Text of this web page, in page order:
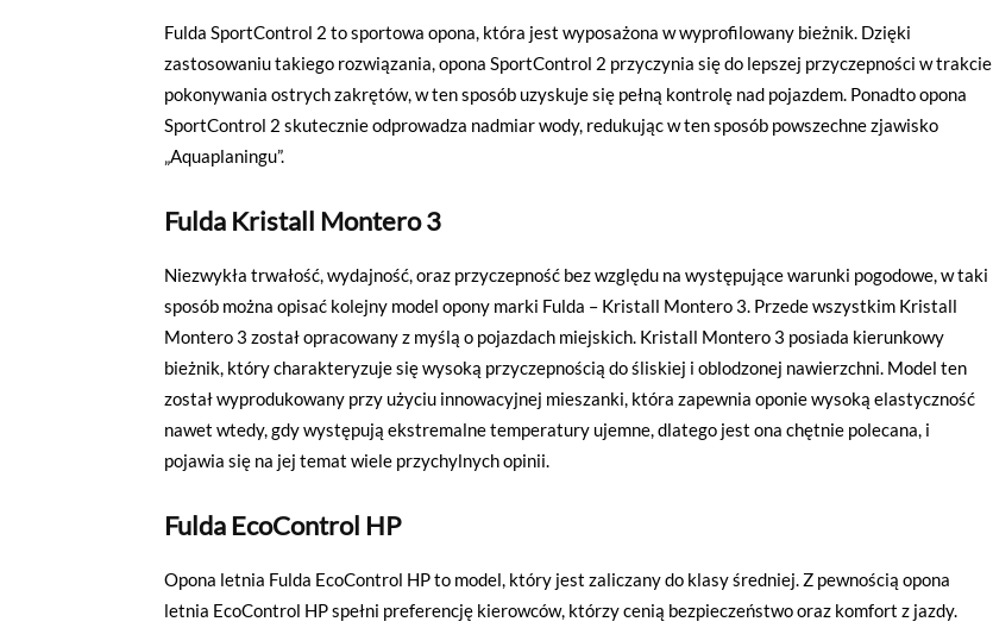
Fulda SportControl 2 to sportowa opona, która jest wyposażona w wyprofilowany bieżnik. Dzięki
zastosowaniu takiego rozwiązania, opona SportControl 2 przyczynia się do lepszej przyczepności w trakcie
pokonywania ostrych zakrętów, w ten sposób uzyskuje się pełną kontrolę nad pojazdem. Ponadto opona
SportControl 2 skutecznie odprowadza nadmiar wody, redukując w ten sposób powszechne zjawisko
„Aquaplaningu”.
Fulda Kristall Montero 3
Niezwykła trwałość, wydajność, oraz przyczepność bez względu na występujące warunki pogodowe, w taki
sposób można opisać kolejny model opony marki Fulda – Kristall Montero 3. Przede wszystkim Kristall
Montero 3 został opracowany z myślą o pojazdach miejskich. Kristall Montero 3 posiada kierunkowy
bieżnik, który charakteryzuje się wysoką przyczepnością do śliskiej i oblodzonej nawierzchni. Model ten
został wyprodukowany przy użyciu innowacyjnej mieszanki, która zapewnia oponie wysoką elastyczność
nawet wtedy, gdy występują ekstremalne temperatury ujemne, dlatego jest ona chętnie polecana, i
pojawia się na jej temat wiele przychylnych opinii.
Fulda EcoControl HP
Opona letnia Fulda EcoControl HP to model, który jest zaliczany do klasy średniej. Z pewnością opona
letnia EcoControl HP spełni preferencję kierowców, którzy cenią bezpieczeństwo oraz komfort z jazdy.